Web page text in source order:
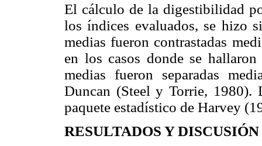
El cálculo de la digestibilidad
los índices evaluados, se hizo
medias fueron contrastadas
en los casos donde se
medias fueron separadas
Duncan (Steel y Torrie, 1980).
paquete estadístico de Harvey
RESULTADOS Y DISCUSIÓN